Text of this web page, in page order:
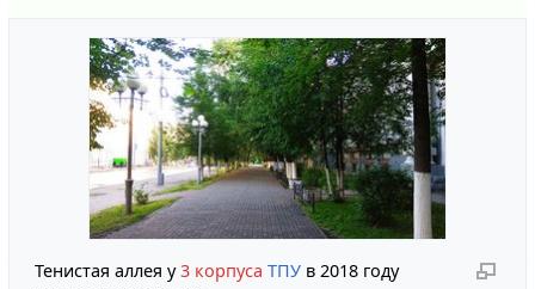
Тенистая аллея у3 корпуса ТПУ в 2018 году